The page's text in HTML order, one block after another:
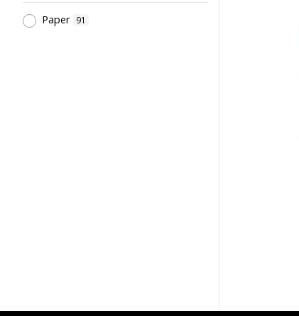
Paper 91